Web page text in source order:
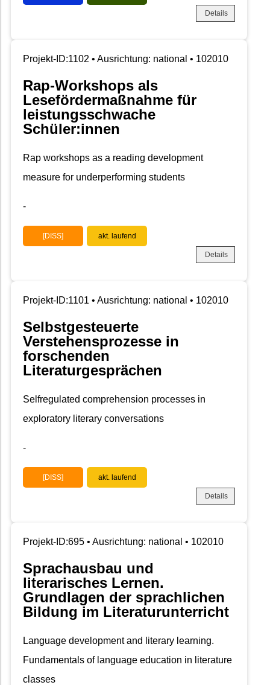
Details
Projekt-ID:1102 • Ausrichtung: national • 102010
Rap-Workshops als
Lesefördermaßnahme für
leistungsschwache
Schüler:innen
Rap workshops as a reading development
measure for underperforming students
-
[DISS] akt. laufend
Details
Projekt-ID:1101 • Ausrichtung: national • 102010
Selbstgesteuerte
Verstehensprozesse in
forschenden
Literaturgesprächen
Selfregulated comprehension processes in
exploratory literary conversations
-
[DISS] akt. laufend
Details
Projekt-ID:695 • Ausrichtung: national • 102010
Sprachausbau und
literarisches Lernen.
Grundlagen der sprachlichen
Bildung im Literaturunterricht
Language development and literary learning.
Fundamentals of language education in literature
classes